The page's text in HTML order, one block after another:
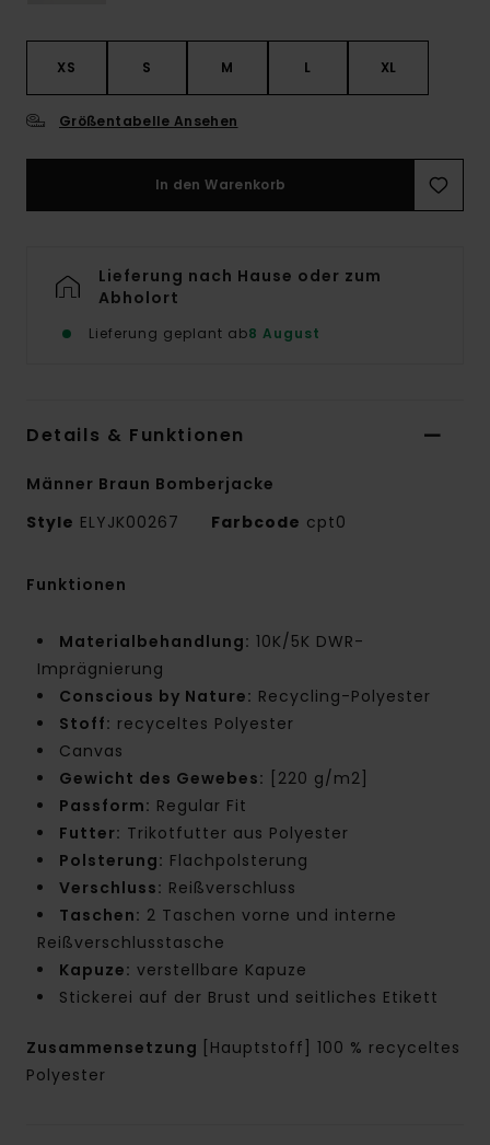
XS S M L XL
Größentabelle Ansehen
In den Warenkorb
Lieferung nach Hause oder zum
Abholort
Lieferung geplant ab8 August
Details & Funktionen
Männer Braun Bomberjacke
Style ELYJK00267 Farbcode cpt0
Funktionen
Materialbehandlung: 10K/5K DWR-
Imprägnierung
Conscious by Nature: Recycling-Polyester
Stoff: recyceltes Polyester
Canvas
Gewicht des Gewebes: [220 g/m2]
Passform: Regular Fit
Futter: Trikotfutter aus Polyester
Polsterung: Flachpolsterung
Verschluss: Reißverschluss
Taschen: 2 Taschen vorne und interne
Reißverschlusstasche
Kapuze: verstellbare Kapuze
Stickerei auf der Brust und seitliches Etikett
Zusammensetzung [Hauptstoff] 100 % recyceltes
Polyester